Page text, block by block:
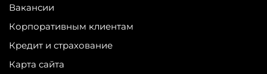
Вакансии
Корпоративным клиентам
Кредит и страхование
Карта сайта